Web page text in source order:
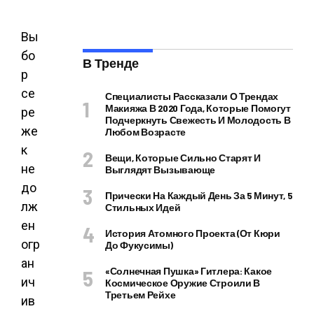
Вы
бо
р
се
ре
же
к
не
до
лж
ен
огр
ан
ич
ив
В Тренде
Специалисты Рассказали О Трендах
Макияжа В 2020 Года, Которые Помогут
Подчеркнуть Свежесть И Молодость В
Любом Возрасте
Вещи, Которые Сильно Старят И
Выглядят Вызывающе
Прически На Каждый День За 5 Минут, 5
Стильных Идей
История Атомного Проекта (от Кюри
До Фукусимы)
«Солнечная Пушка» Гитлера: Какое
Космическое Оружие Строили В
Третьем Рейхе